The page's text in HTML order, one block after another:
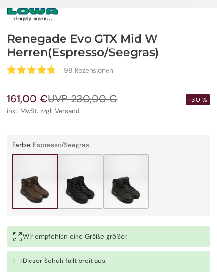
Renegade Evo GTX Mid W
Herren(Espresso/Seegras)
5
Sternen
bewertet
98 Rezensionen
zu
Verkaufspreis
161,00 €
Regulärer
Preis
UVP 230,00 € -30 %
inkl. MwSt.zzgl. Versand
Farbe: Espresso/Seegras
Wir empfehlen eine Größe größer.
Dieser Schuh fällt breitaus.